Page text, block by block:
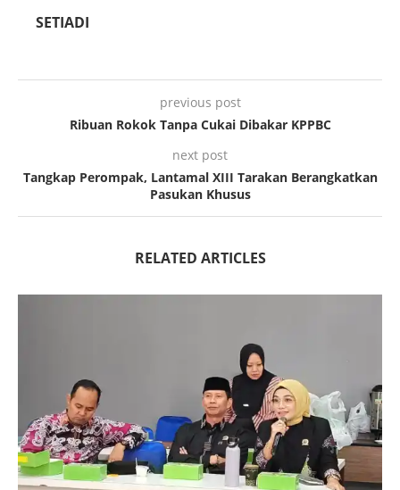
SETIADI
previous post
Ribuan Rokok Tanpa Cukai Dibakar KPPBC
next post
Tangkap Perompak, Lantamal XIII Tarakan Berangkatkan
Pasukan Khusus
RELATED ARTICLES